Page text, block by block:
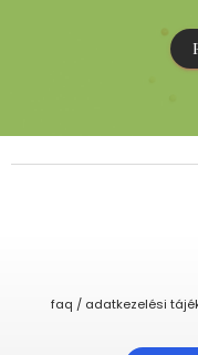
faq / adatkezelési